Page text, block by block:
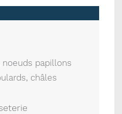
noeuds papillons
châles